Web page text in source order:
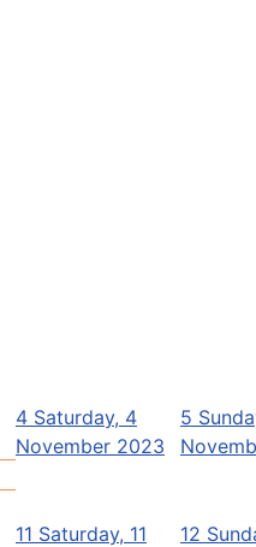
4 Saturday, 4
November 2023
5
11 Saturday, 11
12